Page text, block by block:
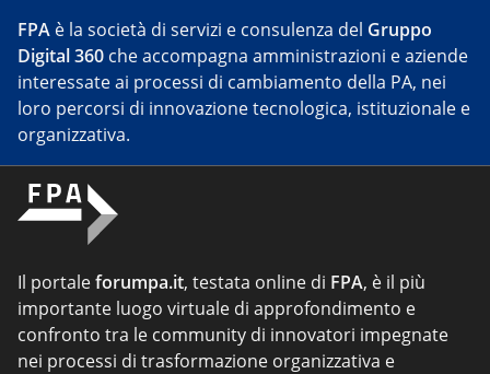
FPA è la società di servizi e consulenza del Gruppo
Digital 360 che accompagna amministrazioni e aziende
interessate ai processi di cambiamento della PA, nei
loro percorsi di innovazione tecnologica, istituzionale e
organizzativa.
Il portaleforumpa.it, testata online di FPA, è il più
importante luogo virtuale di approfondimento e
confronto tra le community di innovatori impegnate
nei processi di trasformazione organizzativa e